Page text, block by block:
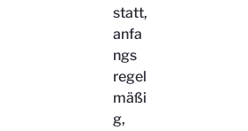
statt,
anfa
ngs
regel
mäßi
g,